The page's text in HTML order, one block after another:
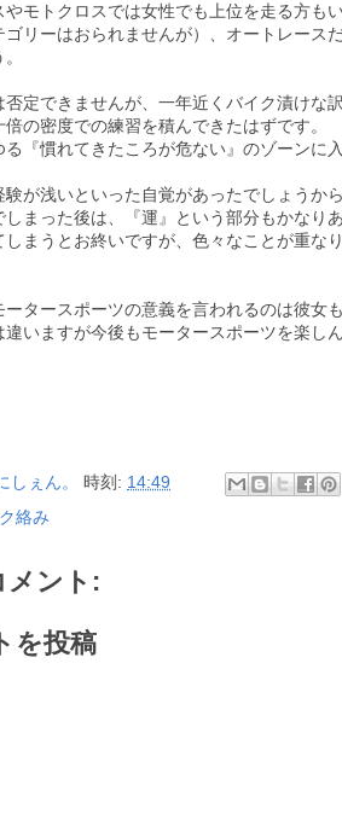
やモトクロスでは女性でも上位を走る方も
ゴリーはおられませんが）、オートレース
否定できませんが、一年近くバイク漬けな
の密度での練習を積んできたはずです。
る『慣れてきたころが危ない』のゾーンに
験が浅いといった自覚があったでしょうか
しまった後は、『運』という部分もかなり
しまうとお終いですが、色々なことが重な
ータースポーツの意義を言われるのは彼女
違いますが今後もモータースポーツを楽し
しぇん。 時刻: 14:49
絡み
メント:
を投稿